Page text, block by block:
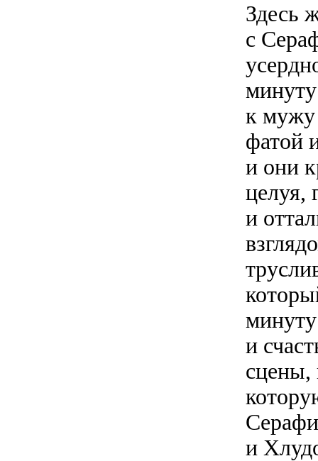
Здесь
с
к мужу
фатой
и они
целуя,
и
и
сцены,
и